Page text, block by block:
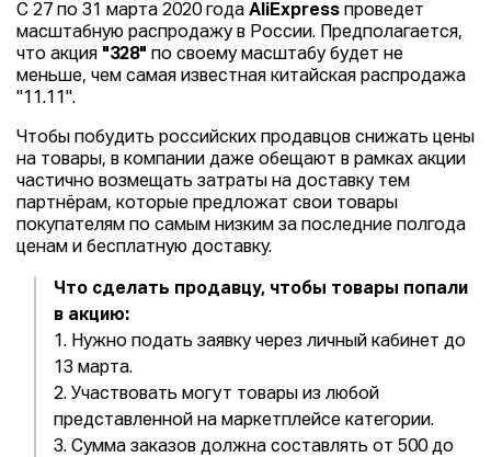
С 27 по 31 марта 2020 года AliExpress проведет
масштабную распродажу в России. Предполагается,
что акция "328" по своему масштабу будет не
меньше, чем самая известная китайская распродажа
"11.11".
Чтобы побудить российских продавцов снижать цены
на товары, в компании даже обещают в рамках акции
частично возмещать затраты на доставку тем
партнёрам, которые предложат свои товары
покупателям по самым низким за последние полгода
ценам и бесплатную доставку.
Что сделать продавцу, чтобы товары попали
в акцию:
1. Нужно подать заявку через личный кабинет до
13 марта.
2. Участвовать могут товары из любой
представленной на маркетплейсе категории.
3. Сумма заказов должна составлять от 500 до